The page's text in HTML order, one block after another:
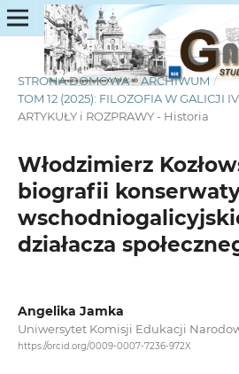
STRONA DOMOWA / ARCHIWUM /
TOM 12 (2025): FILOZOFIA W GALICJI IV
ARTYKUŁY i ROZPRAWY - Historia
Włodzimierz
biografii
działacza
Angelika Jamka
Uniwersytet Komisji Edukacji
https://orcid.org/0009-0007-7236-972X